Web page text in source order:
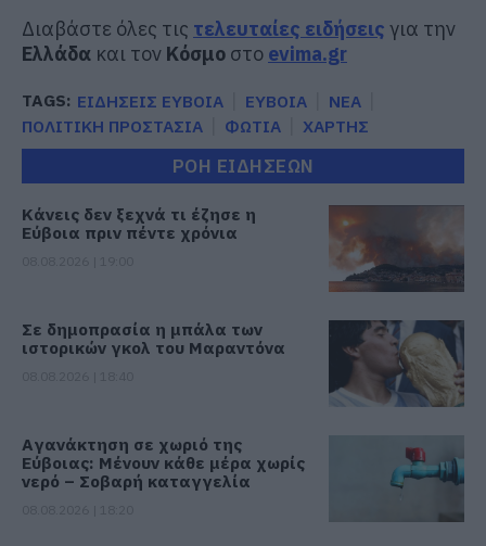
Διαβάστε όλες τις τελευταίες ειδήσεις για την
Ελλάδα και τον Κόσμο στο evima.gr
TAGS: ΕΙΔΗΣΕΙΣ ΕΥΒΟΙΑ ΕΥΒΟΙΑ
ΝΕΑ
ΠΟΛΙΤΙΚΗ ΠΡΟΣΤΑΣΙΑ
ΦΩΤΙΑ ΧΑΡΤΗΣ
ΡΟΗ ΕΙΔΗΣΕΩΝ
Κάνεις δεν ξεχνά τι έζησε η
Εύβοια πριν πέντε χρόνια
Σε δημοπρασία η μπάλα των
ιστορικών γκολ του Μαραντόνα
Αγανάκτηση σε χωριό της
Εύβοιας: Μένουν κάθε μέρα χωρίς
νερό – Σοβαρή καταγγελία